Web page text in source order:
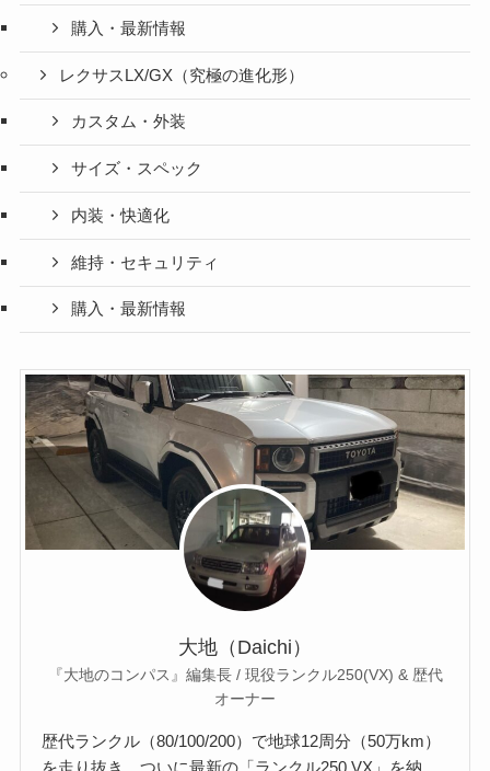
購入・最新情報
レクサスLX/GX（究極の進化形）
カスタム・外装
サイズ・スペック
内装・快適化
維持・セキュリティ
購入・最新情報
大地（Daichi）
『大地のコンパス』編集長 / 現役ランクル250(VX) & 歴代
オーナー
歴代ランクル（80/100/200）で地球12周分（50万km）
を走り抜き、ついに最新の「ランクル250 VX」を納